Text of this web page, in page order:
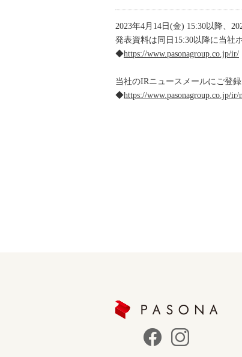
2023年4月14日(金) 15:30以降、
発表資料は同日15:30以降に当社
◆https://www.pasonagroup.co.jp/ir/
当社のIRニュースメールにご登
◆https://www.pasonagroup.co.jp/ir/